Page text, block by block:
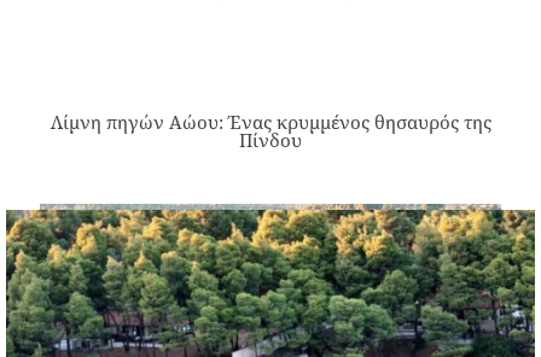
Λίμνη πηγών Αώου: Ένας κρυμμένος θησαυρός της
Πίνδου